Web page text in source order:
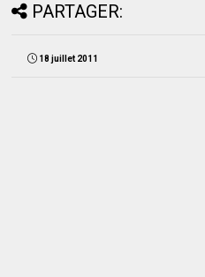
PARTAGER:
18 juillet 2011